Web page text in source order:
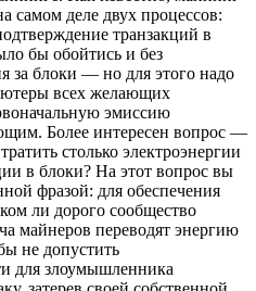
самом деле двух процессов:
транзакций в
бы обойтись и без
за блоки — но для этого надо
всех желающих
эмиссию
Более интересен вопрос —
столько электроэнергии
в блоки? На этот вопрос вы
фразой: для обеспечения
ли дорого сообщество
майнеров переводят энергию
не допустить
для злоумышленника